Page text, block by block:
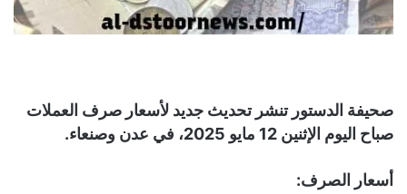
صحيفة الدستور تنشر تحديث جديد لأسعار صرف العملات
صباح اليوم الإثنين 12 مايو 2025، في عدن وصنعاء.
أسعار الصرف: